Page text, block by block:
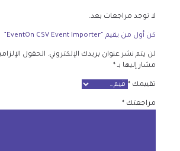
لا توجد مراجعات بعد.
كن أول من يقيم “EventOn CSV Event Importer”
لن يتم نشر عنوان بريدك الإلكتروني.
الحقول
مشار إليها بـ *
تقييمك *
مراجعتك *